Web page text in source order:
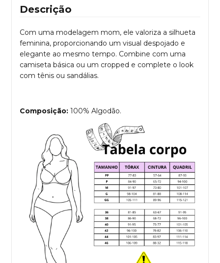
Descrição
Com uma modelagem mom, ele valoriza a silhueta
feminina, proporcionando um visual despojado e
elegante ao mesmo tempo. Combine com uma
camiseta básica ou um cropped e complete o look
com tênis ou sandálias.
Composição: 100% Algodão.